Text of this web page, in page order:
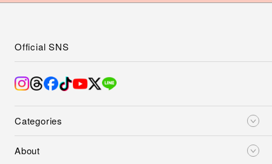
Categories
About
Official SNS